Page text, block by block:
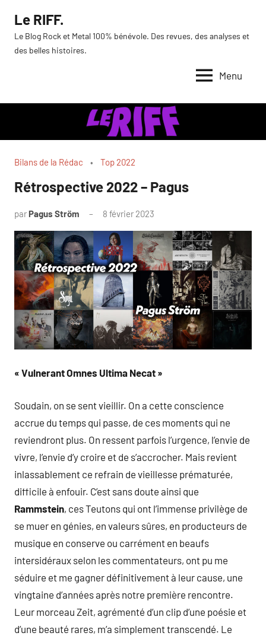
contenu
Le RIFF.
Le Blog Rock et Metal 100% bénévole. Des revues, des analyses et
des belles histoires.
Menu
Bilans de la Rédac Top 2022
Rétrospective 2022 – Pagus
parPagus Ström 8 février 2023
« Vulnerant Omnes Ultima Necat »
Soudain, on se sent vieillir. On a cette conscience
accrue du temps qui passe, de ces moments qui ne
reviendront plus. On ressent parfois l’urgence, l’envie de
vivre, l’envie d’y croire et de s’accrocher. Mais revient
inlassablement ce refrain de vieillesse prématurée,
difficile à enfouir. C’est sans doute ainsi que
Rammstein, ces Teutons qui ont l’immense privilège de
se muer en génies, en valeurs sûres, en producteurs de
musique en conserve ou carrément en beaufs
intersidéraux selon les commentateurs, ont pu me
séduire et me gagner définitivement à leur cause, une
vingtaine d’années après notre première rencontre.
Leur morceau Zeit, agrémenté d’un clip d’une poésie et
d’une beauté rares, m’a simplement transcendé. Le